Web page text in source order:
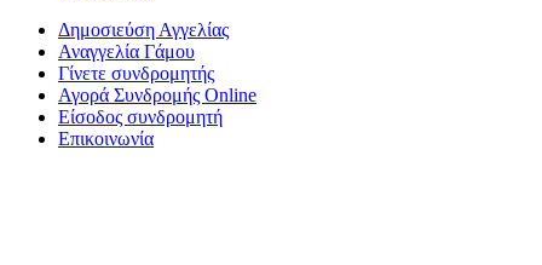
Δημοσιεύση Αγγελίας
Αναγγελία Γάμου
Γίνετε συνδρομητής
Αγορά Συνδρομής Online
Είσοδος συνδρομητή
Επικοινωνία